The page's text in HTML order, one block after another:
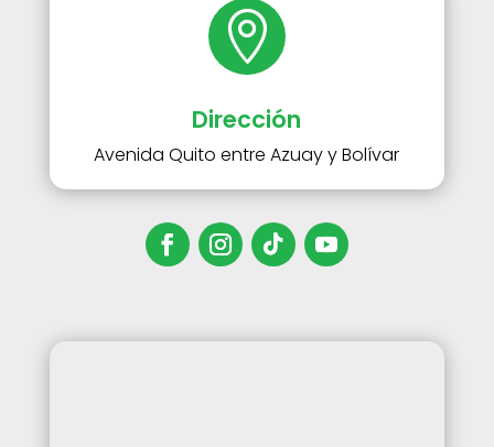

Dirección
Avenida Quito entre Azuay y Bolívar